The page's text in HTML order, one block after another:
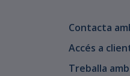
Contacta
Accés a
Treballa